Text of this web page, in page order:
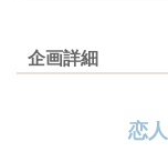
企画詳細
恋人